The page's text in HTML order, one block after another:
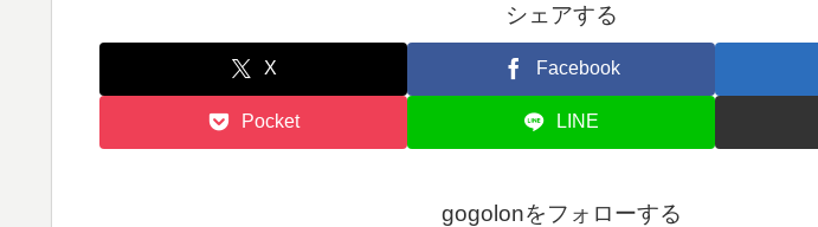
シェアする
X Facebook
Pocket LINE
gogolonをフォローする